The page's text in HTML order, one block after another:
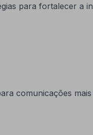
para fortalecer a
comunicações